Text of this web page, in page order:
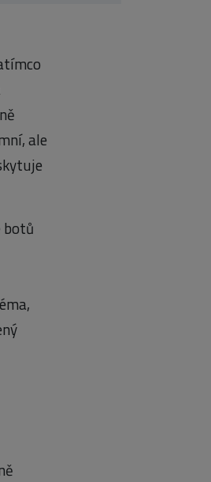
ale
botů